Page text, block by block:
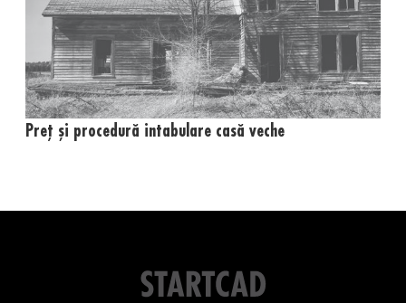
Preț și procedură intabulare casă veche